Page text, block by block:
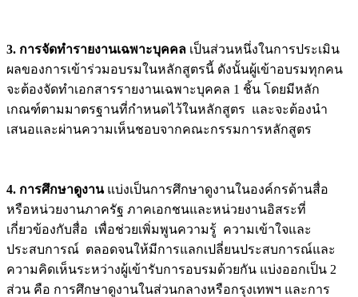
3. การจัดทำรายงานเฉพาะบุคคล เป็นส่วนหนึ่งในการประเมิน
ผลของการเข้าร่วมอบรมในหลักสูตรนี้ ดังนั้นผู้เข้าอบรมทุกคน
จะต้องจัดทำเอกสารรายงานเฉพาะบุคคล 1 ชิ้น โดยมีหลัก
เกณฑ์ตามมาตรฐานที่กำหนดไว้ในหลักสูตร และจะต้องนำ
เสนอและผ่านความเห็นชอบจากคณะกรรมการหลักสูตร
4. การศึกษาดูงานแบ่งเป็นการศึกษาดูงานในองค์กรด้านสื่อ
หรือหน่วยงานภาครัฐ ภาคเอกชนและหน่วยงานอิสระที่
เกี่ยวข้องกับสื่อ เพื่อช่วยเพิ่มพูนความรู้ ความเข้าใจและ
ประสบการณ์ ตลอดจนให้มีการแลกเปลี่ยนประสบการณ์และ
ความคิดเห็นระหว่างผู้เข้ารับการอบรมด้วยกัน แบ่งออกเป็น 2
ส่วน คือ การศึกษาดูงานในส่วนกลางหรือกรุงเทพฯ และการ